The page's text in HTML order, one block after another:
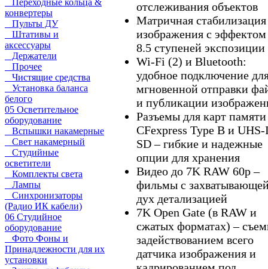
Переходные кольца &
конвертеры
Пульты ДУ
Штативы и
аксессуары
Держатели
Прочее
Чистящие средства
Установка баланса
белого
05 Осветительное
оборудование
Вспышки накамерные
Свет накамерный
Студийные
осветители
Комплекты света
Лампы
Синхронизаторы
(Радио ИК кабели)
06 Студийное
оборудование
Фото Фоны и
Принадлежности для их
установки
отслеживания объектов
Матричная стабилизация
изображения с
8.5 ступеней
Wi-Fi (2) и Bluetooth:
удобное подключение
мгновенной отправки
и публикации
Разъемы для карт памяти
CFexpress Type B и
SD – гибкие и надежные
опции для хранения
Видео до 7K RAW 60p –
фильмы с
дух детализацией
7K Open Gate (в RAW и
сжатых форматах) –
задействованием всего
датчика изображения и